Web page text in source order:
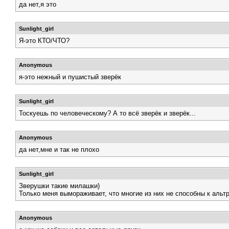
да нет,я это
Sunlight_girl
Я-это КТО/ЧТО?
Anonymous
я-это нежный и пушистый зверёк
Sunlight_girl
Тоскуешь по человеческому? А то всё зверёк и зверёк...
Anonymous
да нет,мне и так не плохо
Sunlight_girl
Зверушки такие милашки)
Только меня вымораживает, что многие из них не способны к
Anonymous